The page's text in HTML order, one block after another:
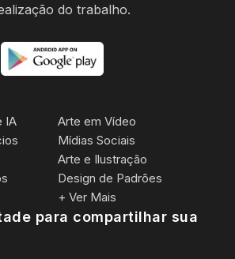
do trabalho.
IA
Arte em Vídeo
Mídias Sociais
Arte e Ilustração
Design de Padrões
+ Ver Mais
para compartilhar sua